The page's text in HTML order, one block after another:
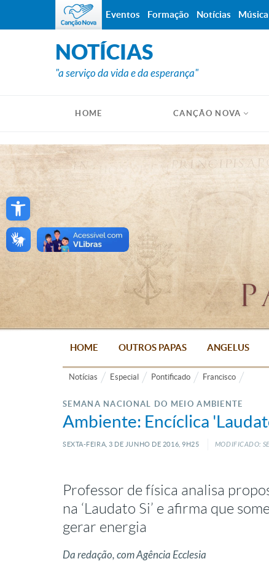
Open toolbar
NOTÍCIAS
"a serviço da vida e da esperança"
HOME CANÇÃO NOVA
HOME OUTROS PAPAS ANGELUS
Notícias Especial Pontificado Francisco
SEMANA NACIONAL DO MEIO AMBIENTE
Ambiente: Encíclica
SEXTA-FEIRA, 3 DE JUNHO DE 2016, 9H25 MODIFICADO:
Professor de física analisa
na ‘Laudato Si’ e afirma que
gerar energia
Da redação, com Agência Ecclesia
Eventos Formação Notícias Música